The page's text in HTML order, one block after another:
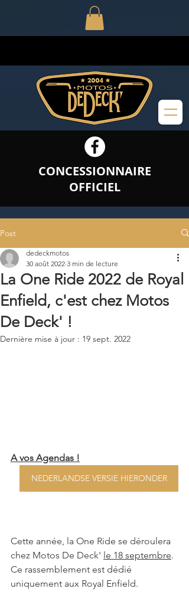
CONCESSIONNAIRE
OFFICIEL
Post
La One Ride 2022 de Royal
Enfield, c'est chez Motos
De Deck' !
dedeckmotos
30 août 2022 3 min de lecture
Dernière mise à jour : 19 sept. 2022
A vos Agendas !
NEDERLANDSE VERSIE HIERONDER
Cette année, la One Ride se déroulera
chez Motos De Deck' le 18 septembre.
Ce rassemblement est dédié
uniquement aux Royal Enfield.